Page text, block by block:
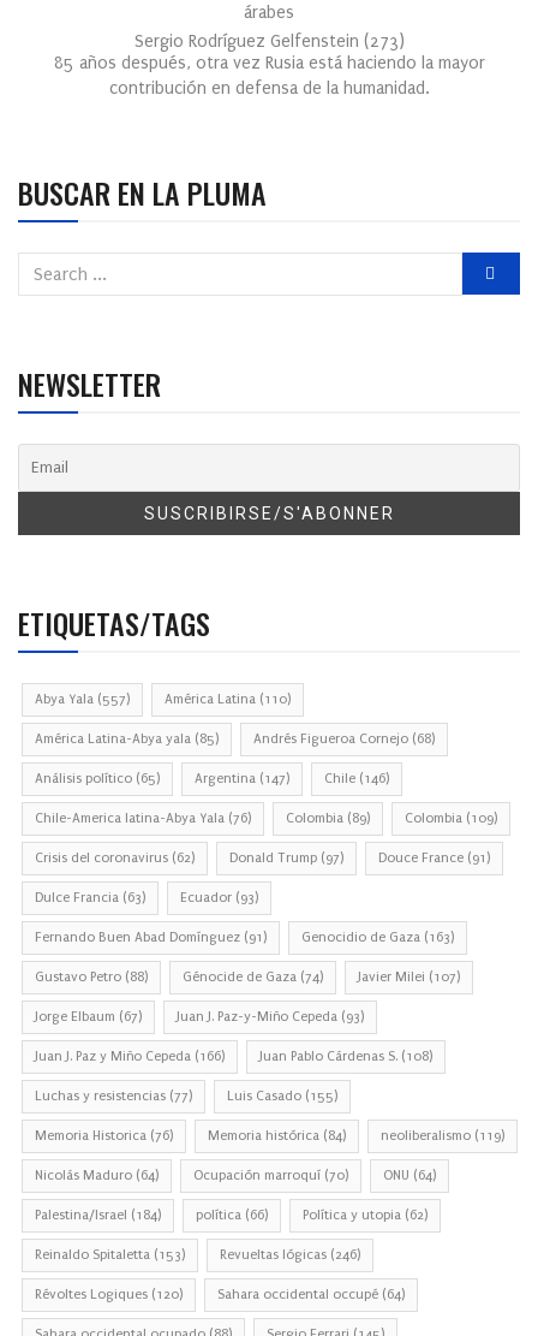
árabes
Sergio Rodríguez Gelfenstein (273)
85 años después, otra vez Rusia está haciendo la mayor
contribución en defensa de la humanidad.
BUSCAR EN LA PLUMA
NEWSLETTER
ETIQUETAS/TAGS
Abya Yala (557) América Latina (110)
América Latina-Abya yala (85) Andrés Figueroa Cornejo (68)
Análisis político (65) Argentina (147) Chile (146)
Chile-America latina-Abya Yala (76) Colombia (89) Colombia (109)
Crisis del coronavirus (62) Donald Trump (97) Douce France (91)
Dulce Francia (63) Ecuador (93)
Fernando Buen Abad Domínguez (91) Genocidio de Gaza (163)
Gustavo Petro (88) Génocide de Gaza (74) Javier Milei (107)
Jorge Elbaum (67) Juan J. Paz-y-Miño Cepeda (93)
Juan J. Paz y Miño Cepeda (166) Juan Pablo Cárdenas S. (108)
Luchas y resistencias (77) Luis Casado (155)
Memoria Historica (76) Memoria histórica (84) neoliberalismo (119)
Nicolás Maduro (64) Ocupación marroquí (70) ONU (64)
Palestina/Israel (184) política (66) Política y utopia (62)
Reinaldo Spitaletta (153) Revueltas lógicas (246)
Révoltes Logiques (120) Sahara occidental occupé (64)